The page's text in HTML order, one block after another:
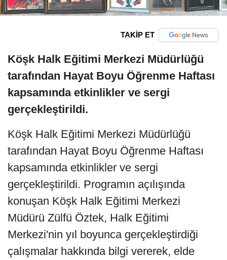
TAKİP ET
Köşk Halk Eğitimi Merkezi Müdürlüğü
tarafından Hayat Boyu Öğrenme Haftası
kapsamında etkinlikler ve sergi
gerçekleştirildi.
Köşk Halk Eğitimi Merkezi Müdürlüğü
tarafından Hayat Boyu Öğrenme Haftası
kapsamında etkinlikler ve sergi
gerçekleştirildi. Programın açılışında
konuşan Köşk Halk Eğitimi Merkezi
Müdürü Zülfü Öztek, Halk Eğitimi
Merkezi'nin yıl boyunca gerçekleştirdiği
çalışmalar hakkında bilgi vererek, elde